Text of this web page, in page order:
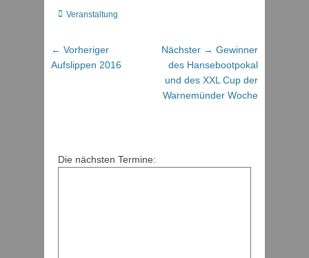
Kategorien
Veranstaltung
Beitragsnavigation
← VorherigerVorheriger
Beitrag:
Aufslippen 2016
Nächster → Nächster
Beitrag:
Gewinner
des Hansebootpokal
und des XXL Cup der
Warnemünder Woche
Die nächsten Termine: